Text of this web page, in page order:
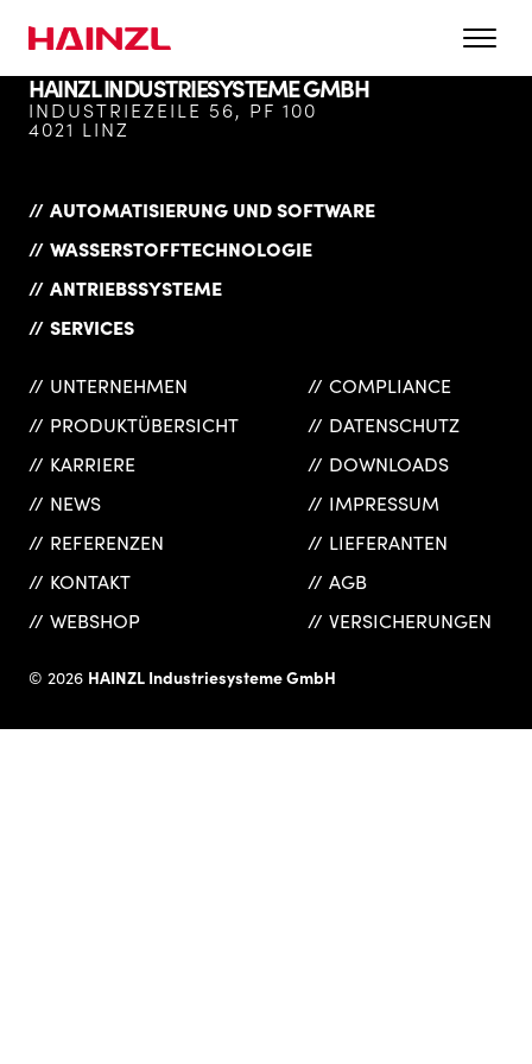
HAINZL INDUSTRIESYSTEME GMBH
INDUSTRIEZEILE 56, PF 100
4021 LINZ
AUTOMATISIERUNG UND SOFTWARE
WASSERSTOFFTECHNOLOGIE
ANTRIEBSSYSTEME
SERVICES
UNTERNEHMEN
PRODUKTÜBERSICHT
KARRIERE
NEWS
REFERENZEN
KONTAKT
WEBSHOP
COMPLIANCE
DATENSCHUTZ
DOWNLOADS
IMPRESSUM
LIEFERANTEN
AGB
VERSICHERUNGEN
© 2026 HAINZL Industriesysteme GmbH